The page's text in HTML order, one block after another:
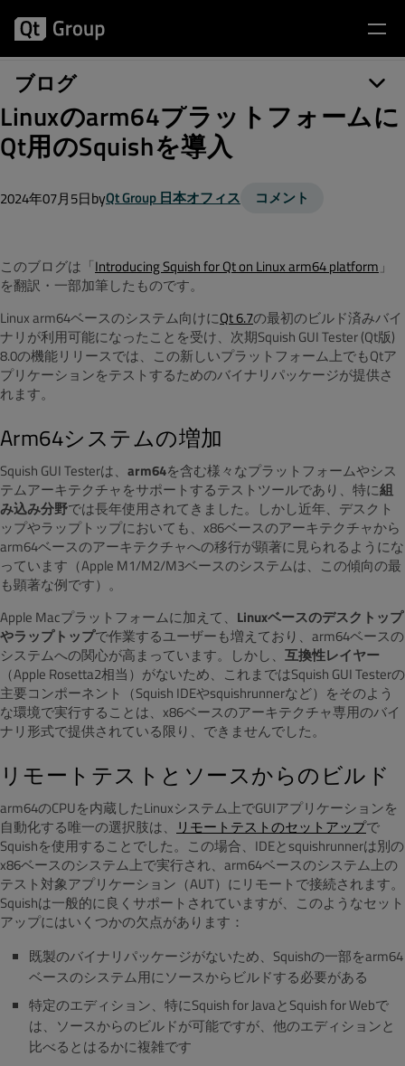
ブログ
Linuxのarm64プラットフォームに
Qt用のSquishを導入
2024年07月5日byQt Group 日本オフィス コメント
このブログは「Introducing Squish for Qt on Linux arm64 platform 」
を翻訳・一部加筆したものです。
Linux arm64ベースのシステム向けにQt 6.7の最初のビルド済みバイ
ナリが利用可能になったことを受け、次期Squish GUI Tester (Qt版)
8.0の機能リリースでは、この新しいプラットフォーム上でもQtア
プリケーションをテストするためのバイナリパッケージが提供さ
れます。
Arm64システムの増加
Squish GUI Testerは、 arm64を含む様々なプラットフォームやシス
テムアーキテクチャをサポートするテストツールであり、特に組
み込み分野では長年使用されてきました。しかし近年、デスクト
ップやラップトップにおいても、x86ベースのアーキテクチャから
arm64ベースのアーキテクチャへの移行が顕著に見られるようにな
っています（Apple M1/M2/M3ベースのシステムは、この傾向の最
も顕著な例です）。
Apple Macプラットフォームに加えて、 Linuxベースのデスクトップ
やラップトップで作業するユーザーも増えており、arm64ベースの
システムへの関心が高まっています。しかし、 互換性レイヤー
（Apple Rosetta2相当）がないため、これまではSquish GUI Testerの
主要コンポーネント（Squish IDEやsquishrunnerなど）をそのよう
な環境で実行することは、x86ベースのアーキテクチャ専用のバイ
ナリ形式で提供されている限り、できませんでした。
リモートテストとソースからのビルド
arm64のCPUを内蔵したLinuxシステム上でGUIアプリケーションを
自動化する唯一の選択肢は、
リモートテストのセットアップで
Squishを使用することでした。この場合、IDEとsquishrunnerは別の
x86ベースのシステム上で実行され、arm64ベースのシステム上の
テスト対象アプリケーション（AUT）にリモートで接続されます。
Squishは一般的に良くサポートされていますが、このようなセット
アップにはいくつかの欠点があります：
既製のバイナリパッケージがないため、Squishの一部をarm64
ベースのシステム用にソースからビルドする必要がある
特定のエディション、特にSquish for JavaとSquish for Webで
は、ソースからのビルドが可能ですが、他のエディションと
比べるとはるかに複雑です